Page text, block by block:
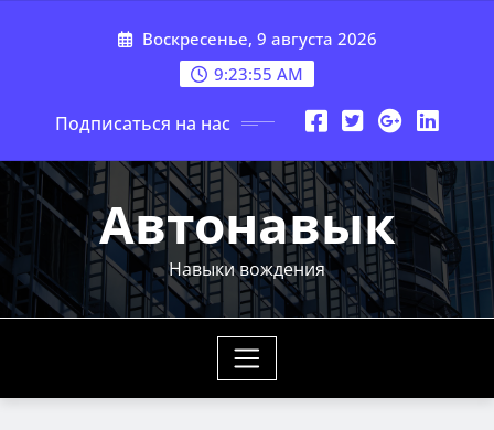
Воскресенье, 9 августа 2026
9:23:57 AM
Подписаться на нас
Автонавык
Навыки вождения